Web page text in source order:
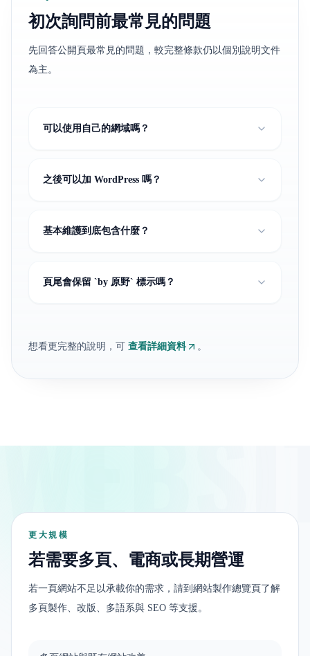
初次詢問前最常見的問題
先回答公開頁最常見的問題，較完整條款仍以個別說明文件
為主。
可以使用自己的網域嗎？
之後可以加 WordPress 嗎？
基本維護到底包含什麼？
頁尾會保留 `by 原野` 標示嗎？
想看更完整的說明，可 查看詳細資料 。
更大規模
若需要多頁、電商或長期營運
若一頁網站不足以承載你的需求，請到網站製作總覽頁了解
多頁製作、改版、多語系與 SEO 等支援。